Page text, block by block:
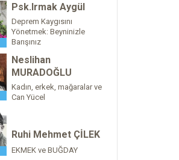
Psk.Irmak Aygül
Deprem Kaygısını
Yönetmek: Beyninizle
Barışınız
Neslihan
MURADOĞLU
Kadın, erkek, mağaralar ve
Can Yücel
Ruhi Mehmet ÇİLEK
EKMEK ve BUĞDAY